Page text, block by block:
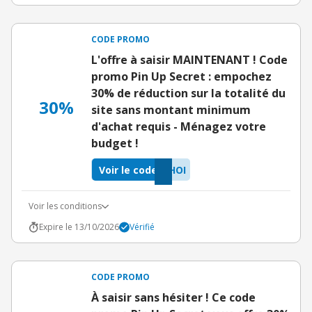
30%
CODE PROMO
L'offre à saisir MAINTENANT ! Code
promo Pin Up Secret : empochez
30% de réduction sur la totalité du
site sans montant minimum
d'achat requis - Ménagez votre
budget !
HOI
Voir le code
Voir les conditions
Expire le 13/10/2026
Vérifié
CODE PROMO
À saisir sans hésiter ! Ce code